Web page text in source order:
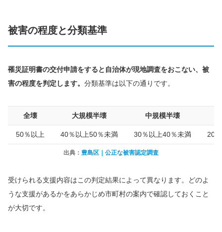
被害の程度と分類基準
罹災証明書の交付申請をすると自治体が現地調査をおこない、被
害の程度を判定します。 分類基準は以下の通りです。
全壊 大規模半壊 中規模半壊
50％以上 40％以上50％未満 30％以上40％未満 20
出典： 豊島区｜公正な被害認定調査
受けられる支援内容はこの判定結果によって異なります。どのよ
うな支援があるかをあらかじめ市町村の案内で確認しておくこと
が大切です。